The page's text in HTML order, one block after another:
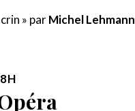
» parMichel Lehmann